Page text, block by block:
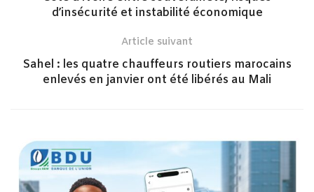
d’insécurité et instabilité économique
Article suivant
Sahel : les quatre chauffeurs routiers marocains
enlevés en janvier ont été libérés au Mali